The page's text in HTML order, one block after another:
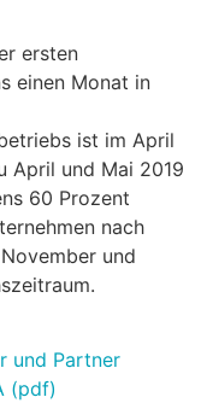
ersten
einen Monat in
ist im April
April und Mai 2019
60 Prozent
nach
und
und Partner
(pdf)